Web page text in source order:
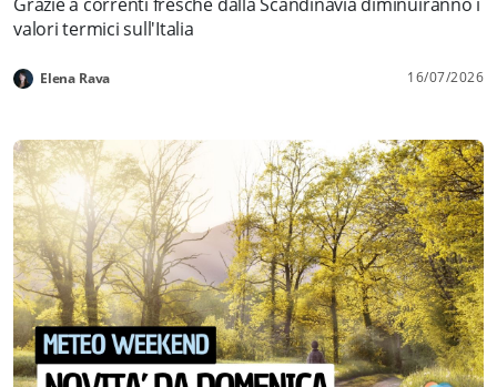
valori termici sull'Italia
Elena Rava 16/07/2026